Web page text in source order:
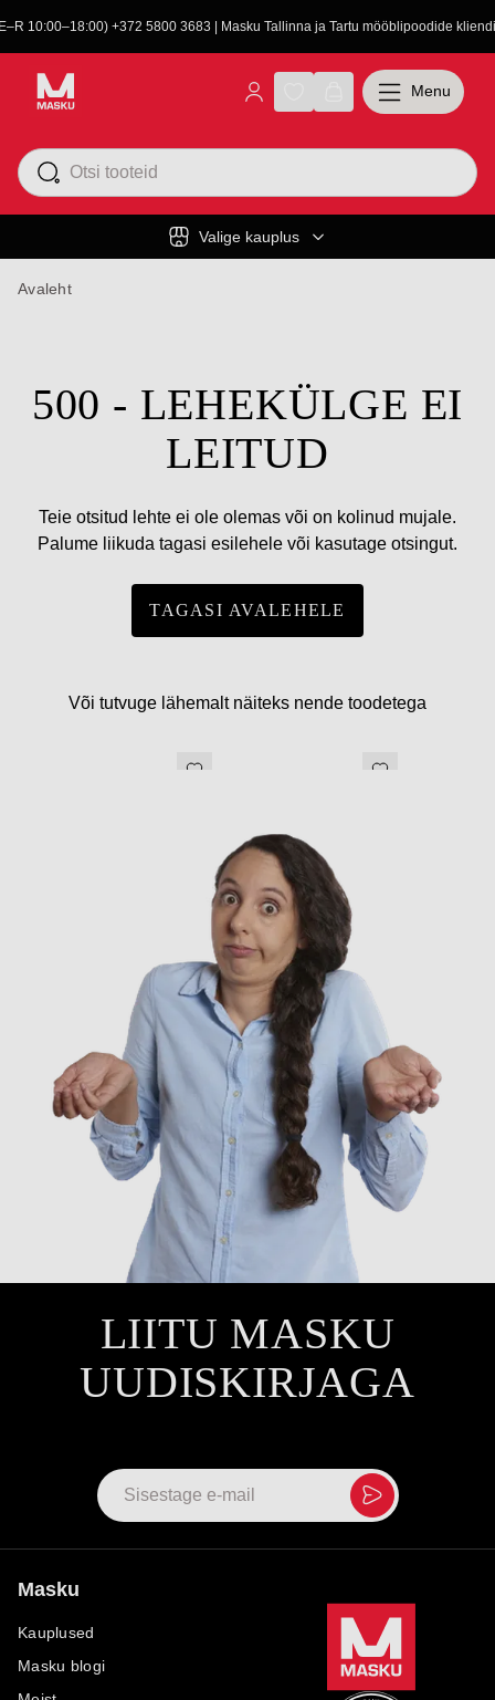
10:00–18:00) +372 5800 3683 | Masku Tallinna ja Tartu mööblipoodide
Valige kauplus
Menu
Avaleht
500 - LEHEKÜLGE EI
LEITUD
Teie otsitud lehte ei ole olemas või on kolinud mujale.
Palume liikuda tagasi esilehele või kasutage otsingut.
TAGASI AVALEHELE
Või tutvuge lähemalt näiteks nende toodetega
LIITU MASKU
UUDISKIRJAGA
Masku
Kauplused
Masku blogi